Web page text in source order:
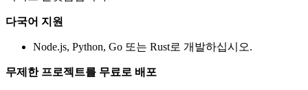
다국어 지원
Node.js, Python, Go 또는 Rust로 개발하십시오.
무제한 프로젝트를 무료로 배포